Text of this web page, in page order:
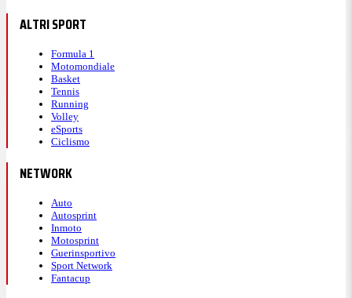
ALTRI SPORT
Formula 1
Motomondiale
Basket
Tennis
Running
Volley
eSports
Ciclismo
NETWORK
Auto
Autosprint
Inmoto
Motosprint
Guerinsportivo
Sport Network
Fantacup